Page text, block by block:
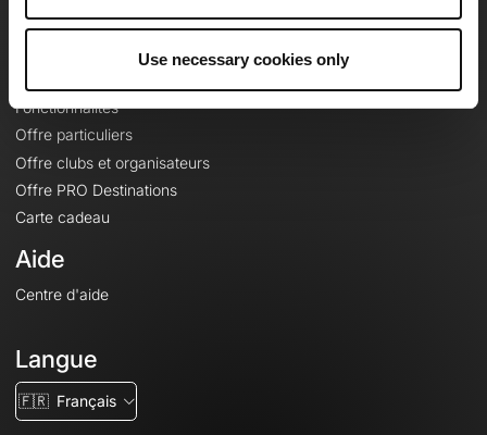
Use necessary cookies only
Fonctionnalités
Offre particuliers
Offre clubs et organisateurs
Offre PRO Destinations
Carte cadeau
Aide
Centre d'aide
Langue
🇫🇷 Français